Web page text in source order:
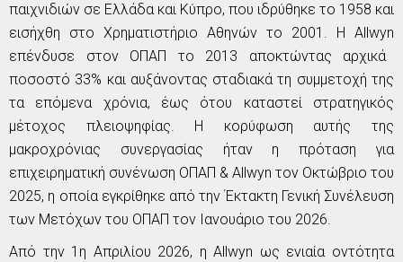
παιχνιδιών σε Ελλάδα και Κύπρο, που ιδρύθηκε το 1958 και
εισήχθη στο Χρηματιστήριο Αθηνών το 2001. Η Allwyn
επένδυσε στον ΟΠΑΠ το 2013 αποκτώντας αρχικά
ποσοστό 33% και αυξάνοντας σταδιακά τη συμμετοχή της
τα επόμενα χρόνια, έως ότου καταστεί στρατηγικός
μέτοχος πλειοψηφίας. Η κορύφωση αυτής της
μακροχρόνιας συνεργασίας ήταν η πρόταση για
επιχειρηματική συνένωση ΟΠΑΠ & Allwyn τον Οκτώβριο του
2025, η οποία εγκρίθηκε από την Έκτακτη Γενική Συνέλευση
των Μετόχων του ΟΠΑΠ τον Ιανουάριο του 2026.
Από την 1η Απριλίου 2026, ηAllwyn ως ενιαία οντότητα